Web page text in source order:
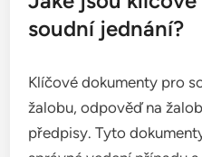
soudní jednání?
Klíčové dokumenty pro
žalobu, odpověď na
předpisy. Tyto